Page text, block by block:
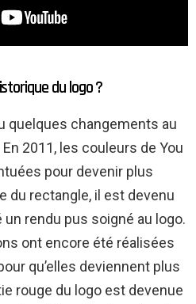
du logo ?
quelques changements au
2011, les couleurs de You
pour devenir plus
du rectangle, il est devenu
un rendu pus soigné au logo.
ont encore été réalisées
qu’elles deviennent plus
rouge du logo est devenue